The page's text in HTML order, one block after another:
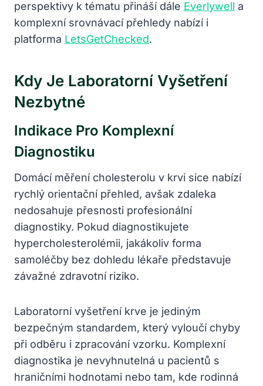
perspektivy k tématu přináší dále Everlywell a
komplexní srovnávací přehledy nabízí i
platforma LetsGetChecked.
Kdy Je Laboratorní Vyšetření
Nezbytné
Indikace Pro Komplexní
Diagnostiku
Domácí měření cholesterolu v krvi sice nabízí
rychlý orientační přehled, avšak zdaleka
nedosahuje přesnosti profesionální
diagnostiky. Pokud diagnostikujete
hypercholesterolémii, jakákoliv forma
samoléčby bez dohledu lékaře představuje
závažné zdravotní riziko.
Laboratorní vyšetření krve je jediným
bezpečným standardem, který vyloučí chyby
při odběru i zpracování vzorku. Komplexní
diagnostika je nevyhnutelná u pacientů s
hraničními hodnotami nebo tam, kde rodinná